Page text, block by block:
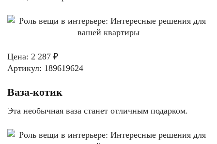
Цена: 2 287 ₽
Артикул: 189619624
Ваза-котик
Эта необычная ваза станет отличным подарком.